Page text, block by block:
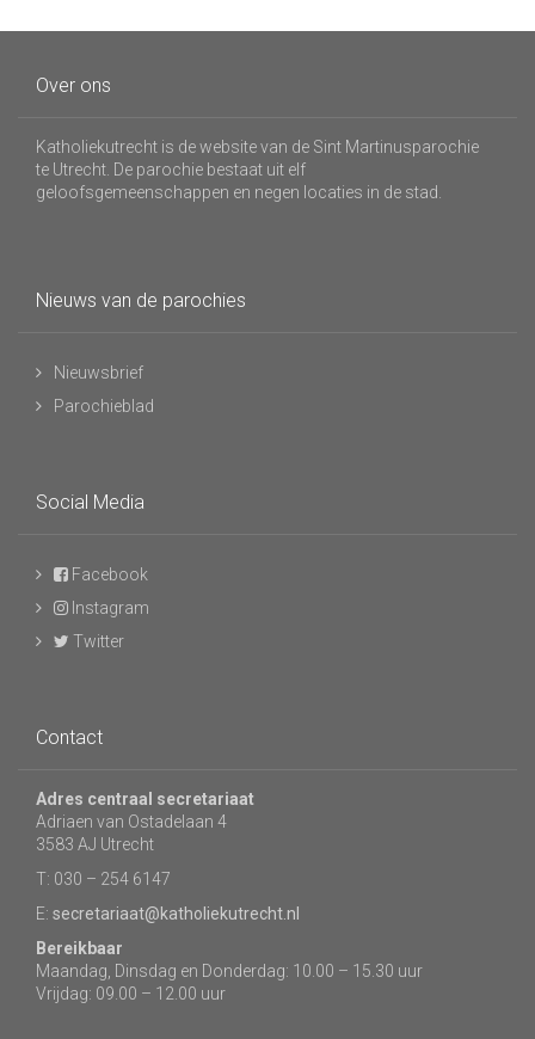
Over ons
Katholiekutrecht is de website van de Sint Martinusparochie
te Utrecht. De parochie bestaat uit elf
geloofsgemeenschappen en negen locaties in de stad.
Nieuws van de parochies
Nieuwsbrief
Parochieblad
Social Media
Facebook
Instagram
Twitter
Contact
Adres centraal secretariaat
Adriaen van Ostadelaan 4
3583 AJ Utrecht
T: 030 – 254 6147
E: secretariaat@katholiekutrecht.nl
Bereikbaar
Maandag, Dinsdag en Donderdag: 10.00 – 15.30 uur
Vrijdag: 09.00 – 12.00 uur